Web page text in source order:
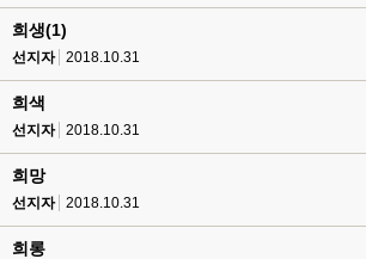
희생(1)
선지자 2018.10.31
희색
선지자 2018.10.31
희망
선지자 2018.10.31
희롱